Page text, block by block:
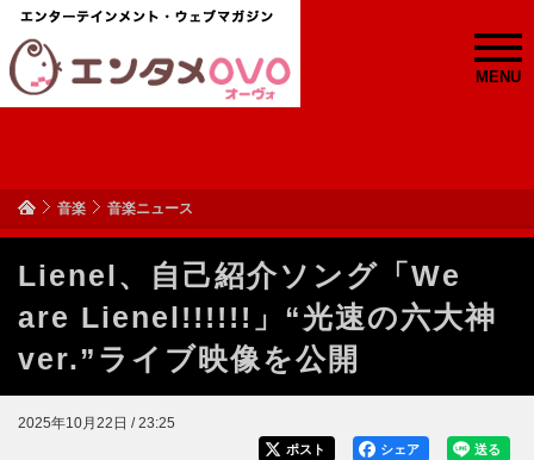
MENU
音楽 音楽ニュース
Lienel、自己紹介ソング「We
are Lienel!!!!!!」“光速の六大神
ver.”ライブ映像を公開
2025年10月22日 / 23:25
送る
シェア
ポスト